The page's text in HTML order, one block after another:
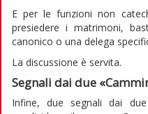
E per le funzioni non
presiedere i matrimoni,
canonico o una delega
La discussione è servita.
Segnali dai due
Infine, due segnali dai